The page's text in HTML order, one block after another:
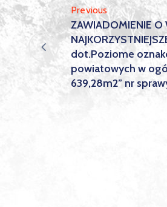
Previous
ZAWIADOMIENIE O
dot.Poziome
powiatowych w
639,28m2” nr